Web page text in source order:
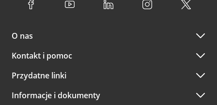
O nas
Kontakt i pomoc
Przydatne linki
Informacje i dokumenty